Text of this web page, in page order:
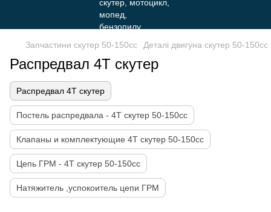
Запчастини скутер 50-150cc Деталі двигуна скутер 50-150cc
Распредвал 4Т скутер
Распредвал 4Т скутер
Постель распредвала - 4T скутер 50-150cc
Клапаны и комплектующие 4T скутер 50-150сс
Цепь ГРМ - 4T скутер 50-150cc
Натяжитель ,успокоитель цепи ГРМ